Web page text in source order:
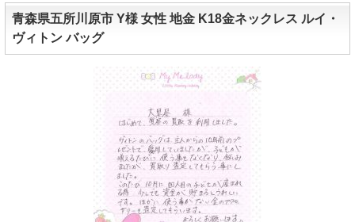
青森県五所川原市 Y様 女性 地金 K18金ネックレス ルイ・
ヴィトン バッグ